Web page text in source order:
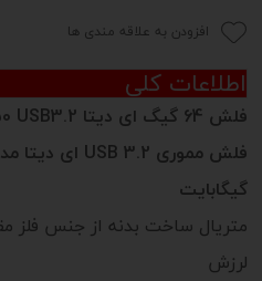
افزودن به علاقه مندی ها
اطلاعات کلی
فلش 64 گیگ ای دیتا Adata UR350 USB3.2
گیگابایت
متریال ساخت بدنه از جنس فلز
لرزش